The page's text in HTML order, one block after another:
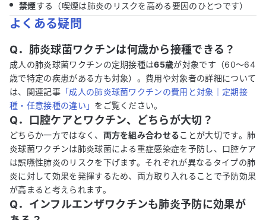
禁煙する（喫煙は肺炎のリスクを高める要因のひとつです）
よくある疑問
Q．肺炎球菌ワクチンは何歳から接種できる？
成人の肺炎球菌ワクチンの定期接種は65歳が対象です（60〜64
歳で特定の疾患がある方も対象）。費用や対象者の詳細について
は、関連記事「成人の肺炎球菌ワクチンの費用と対象｜定期接
種・任意接種の違い」 をご覧ください。
Q．口腔ケアとワクチン、どちらが大切？
どちらか一方ではなく、 両方を組み合わせることが大切です。肺
炎球菌ワクチンは肺炎球菌による重症感染症を予防し、口腔ケア
は誤嚥性肺炎のリスクを下げます。それぞれが異なるタイプの肺
炎に対して効果を発揮するため、両方取り入れることで予防効果
が高まると考えられます。
Q．インフルエンザワクチンも肺炎予防に効果が